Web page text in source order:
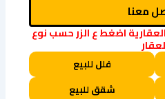
معنا
اضغط ع الزر حسب نوع
فلل للبيع
شقق للبيع